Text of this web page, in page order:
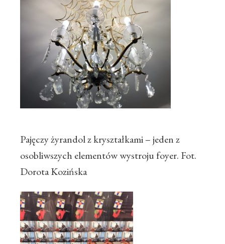
Pajęczy żyrandol z kryształkami – jeden z
osobliwszych elementów wystroju foyer. Fot.
Dorota Kozińska